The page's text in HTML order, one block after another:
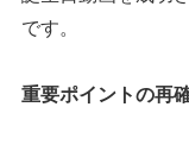
です。
重要ポイントの再